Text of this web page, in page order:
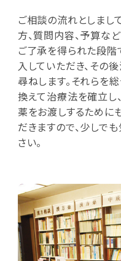
ご相談の流れとしまし
方、質問内容、予算な
ご了承を得られた段
入していただき、その
尋ねします。それらを
換えて治療法を確立し
薬をお渡しするために
だきますので、少しで
さい。